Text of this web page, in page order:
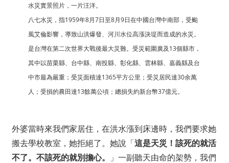
水災實景照片，一片汪洋。
八七水災，指1959年8月7日至8月9日在中國台灣中南部，受颱
風艾倫影響，導致山洪爆發、河川水位高漲決堤而造成的水災。
是台灣在第二次世界大戰後最大災難。受災範圍廣及13個縣市，
其中以苗栗縣、台中縣、南投縣、彰化縣、雲林縣、嘉義縣及台
中市最為嚴重；受災面積達1365平方公里；受災居民達30余萬
人；受損的農田達13餘萬公頃；總損失約新台幣37億元。
外婆當時來我們家居住，在洪水漲到床邊時，我們要求她
搬去學校教室，她拒絕了。她說「這是天災！該死的就活
不了。不該死的就別擔心。
」一副聽天由命的架勢，我們